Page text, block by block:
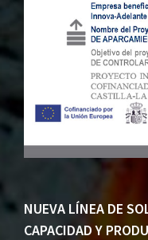
NUEVA LÍNEA DE
CAPACIDAD Y